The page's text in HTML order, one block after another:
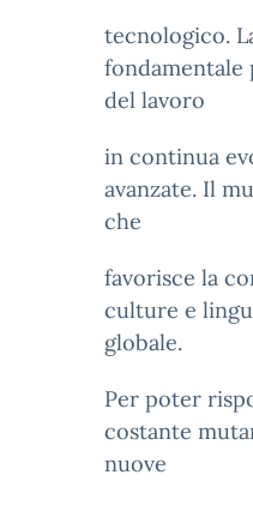
tecnologico.
fondamentale
del lavoro
in continua
avanzate. Il
che
favorisce la
culture e
globale.
Per poter
costante
nuove